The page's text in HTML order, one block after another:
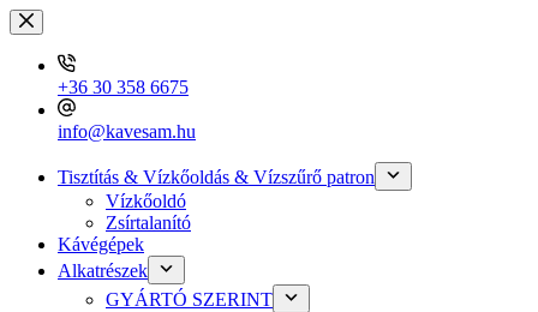
Skip
to
content
+36 30 358 6675
info@kavesam.hu
Tisztítás & Vízkőoldás & Vízszűrő patron
Vízkőoldó
Zsírtalanító
Kávégépek
Alkatrészek
GYÁRTÓ SZERINT